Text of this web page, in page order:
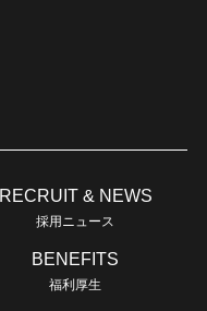
RECRUIT & NEWS
採用ニュース
BENEFITS
福利厚生